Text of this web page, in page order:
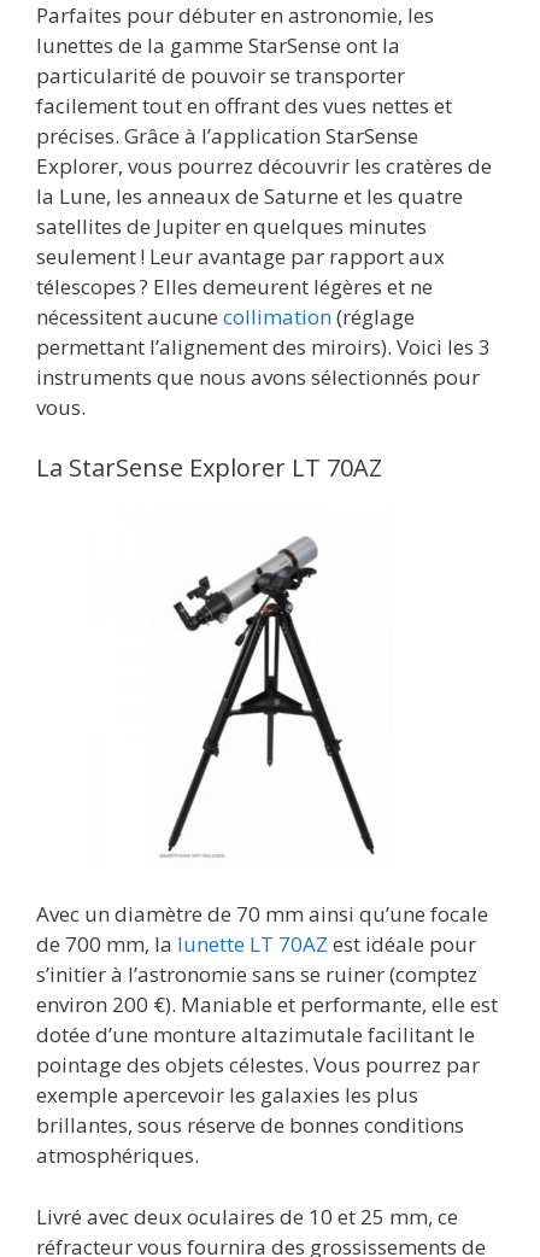
Parfaites pour débuter en astronomie, les
lunettes de la gamme StarSense ont la
particularité de pouvoir se transporter
facilement tout en offrant des vues nettes et
précises. Grâce à l’application StarSense
Explorer, vous pourrez découvrir les cratères de
la Lune, les anneaux de Saturne et les quatre
satellites de Jupiter en quelques minutes
seulement ! Leur avantage par rapport aux
télescopes ? Elles demeurent légères et ne
nécessitent aucune collimation(réglage
permettant l’alignement des miroirs). Voici les 3
instruments que nous avons sélectionnés pour
vous.
La StarSense Explorer LT 70AZ
Avec un diamètre de 70 mm ainsi qu’une focale
de 700 mm, la lunette LT 70AZ est idéale pour
s’initier à l’astronomie sans se ruiner (comptez
environ 200 €). Maniable et performante, elle est
dotée d’une monture altazimutale facilitant le
pointage des objets célestes. Vous pourrez par
exemple apercevoir les galaxies les plus
brillantes, sous réserve de bonnes conditions
atmosphériques.
Livré avec deux oculaires de 10 et 25 mm, ce
réfracteur vous fournira des grossissements de